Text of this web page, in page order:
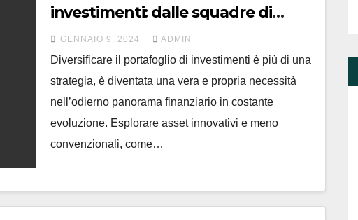
investimenti: dalle squadre di
calcio alle criptovalute
GENNAIO 9, 2024 ADMIN
Diversificare il portafoglio di investimenti è più di una
strategia, è diventata una vera e propria necessità
nell’odierno panorama finanziario in costante
evoluzione. Esplorare asset innovativi e meno
convenzionali, come…